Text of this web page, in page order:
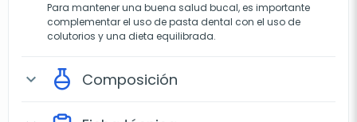
Para mantener una buena salud bucal, es importante
complementar el uso de pasta dental con el uso de
colutorios y una dieta equilibrada.
expand_more Composición